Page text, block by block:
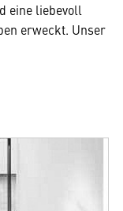
eine liebevoll
erweckt. Unser